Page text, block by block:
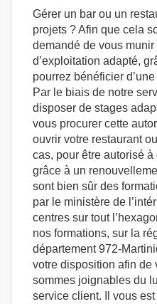
Gérer un bar ou un
projets ? Afin que cela
demandé de vous munir
d’exploitation adapté,
pourrez bénéficier
Par le biais de notre
disposer de stages
vous procurer cette
ouvrir votre restaurant
cas, pour être autorisé à
grâce à un
sont bien sûr des
par le ministère de
centres sur tout
nos formations, sur la
département 972-
votre disposition afin de
sommes joignables du
service client. Il vous